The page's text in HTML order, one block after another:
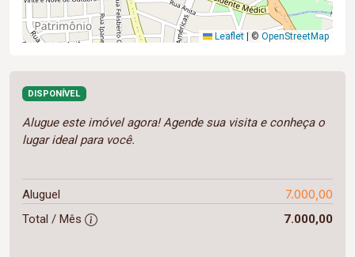
Leaflet |© OpenStreetMap
DISPONÍVEL
Alugue este imóvel agora! Agende sua visita e conheça o
lugar ideal para você.
Aluguel 7.000,00
Total / Mês 7.000,00